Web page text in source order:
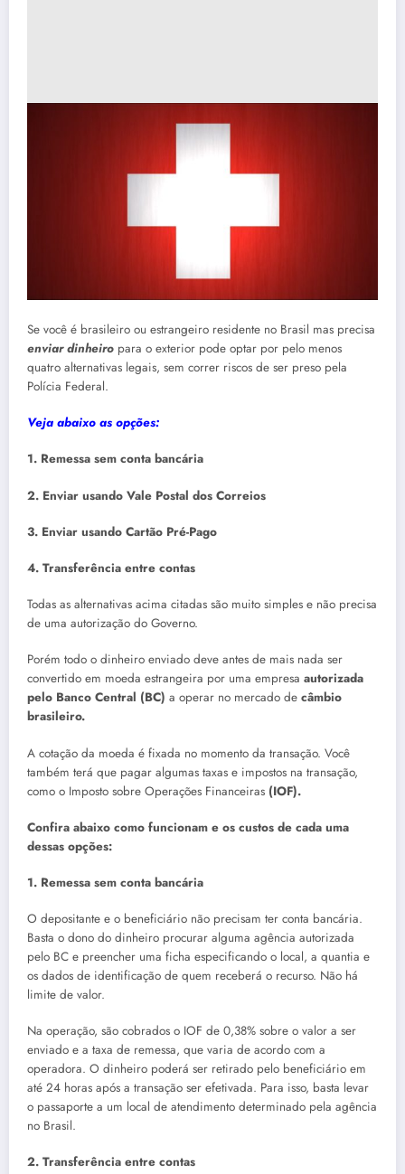
Se você é brasileiro ou estrangeiro residente no Brasil mas precisa
enviar dinheiro para o exterior pode optar por pelo menos
quatro alternativas legais, sem correr riscos de ser preso pela
Polícia Federal.
Veja abaixo as opções:
1. Remessa sem conta bancária
2. Enviar usando Vale Postal dos Correios
3. Enviar usando Cartão Pré-Pago
4. Transferência entre contas
Todas as alternativas acima citadas são muito simples e não precisa
de uma autorização do Governo.
Porém todo o dinheiro enviado deve antes de mais nada ser
convertido em moeda estrangeira por uma empresa autorizada
pelo Banco Central (BC) a operar no mercado de câmbio
brasileiro.
A cotação da moeda é fixada no momento da transação. Você
também terá que pagar algumas taxas e impostos na transação,
como o Imposto sobre Operações Financeiras (IOF).
Confira abaixo como funcionam e os custos de cada uma
dessas opções:
1. Remessa sem conta bancária
O depositante e o beneficiário não precisam ter conta bancária.
Basta o dono do dinheiro procurar alguma agência autorizada
pelo BC e preencher uma ficha especificando o local, a quantia e
os dados de identificação de quem receberá o recurso. Não há
limite de valor.
Na operação, são cobrados o IOF de 0,38% sobre o valor a ser
enviado e a taxa de remessa, que varia de acordo com a
operadora. O dinheiro poderá ser retirado pelo beneficiário em
até 24 horas após a transação ser efetivada. Para isso, basta levar
o passaporte a um local de atendimento determinado pela agência
no Brasil.
2. Transferência entre contas